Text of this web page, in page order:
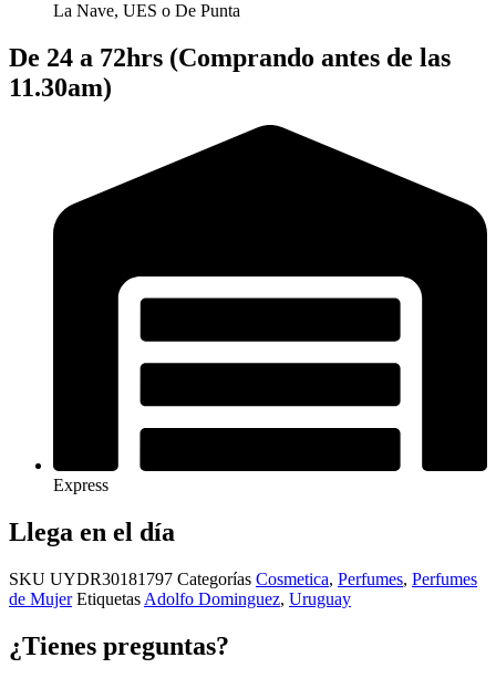
La Nave, UES o De Punta
De 24 a 72hrs (Comprando antes de las
11.30am)
Express
Llega en el día
SKU UYDR30181797 Categorías Cosmetica, Perfumes, Perfumes
de Mujer Etiquetas Adolfo Dominguez, Uruguay
¿Tienes preguntas?